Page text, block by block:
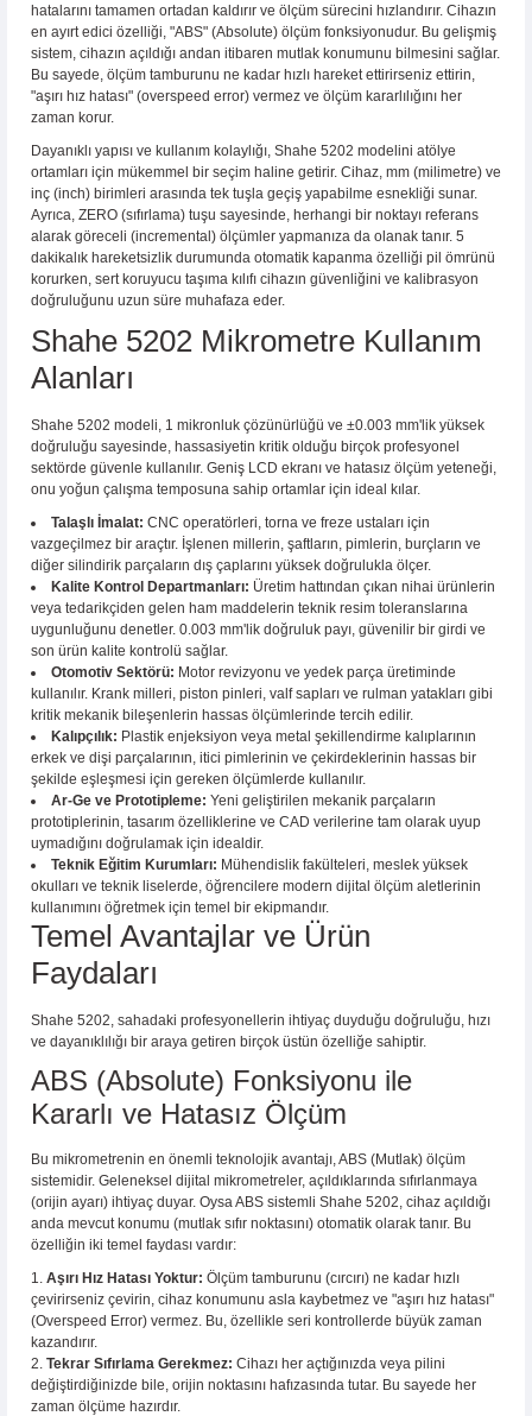
hatalarını tamamen ortadan kaldırır ve ölçüm sürecini hızlandırır. Cihazın
en ayırt edici özelliği, "ABS" (Absolute) ölçüm fonksiyonudur. Bu gelişmiş
sistem, cihazın açıldığı andan itibaren mutlak konumunu bilmesini sağlar.
Bu sayede, ölçüm tamburunu ne kadar hızlı hareket ettirirseniz ettirin,
"aşırı hız hatası" (overspeed error) vermez ve ölçüm kararlılığını her
zaman korur.
Dayanıklı yapısı ve kullanım kolaylığı, Shahe 5202 modelini atölye
ortamları için mükemmel bir seçim haline getirir. Cihaz, mm (milimetre) ve
inç (inch) birimleri arasında tek tuşla geçiş yapabilme esnekliği sunar.
Ayrıca, ZERO (sıfırlama) tuşu sayesinde, herhangi bir noktayı referans
alarak göreceli (incremental) ölçümler yapmanıza da olanak tanır. 5
dakikalık hareketsizlik durumunda otomatik kapanma özelliği pil ömrünü
korurken, sert koruyucu taşıma kılıfı cihazın güvenliğini ve kalibrasyon
doğruluğunu uzun süre muhafaza eder.
Shahe 5202 Mikrometre Kullanım
Alanları
Shahe 5202 modeli, 1 mikronluk çözünürlüğü ve ±0.003 mm'lik yüksek
doğruluğu sayesinde, hassasiyetin kritik olduğu birçok profesyonel
sektörde güvenle kullanılır. Geniş LCD ekranı ve hatasız ölçüm yeteneği,
onu yoğun çalışma temposuna sahip ortamlar için ideal kılar.
Talaşlı İmalat: CNC operatörleri, torna ve freze ustaları için
vazgeçilmez bir araçtır. İşlenen millerin, şaftların, pimlerin, burçların ve
diğer silindirik parçaların dış çaplarını yüksek doğrulukla ölçer.
Kalite Kontrol Departmanları: Üretim hattından çıkan nihai ürünlerin
veya tedarikçiden gelen ham maddelerin teknik resim toleranslarına
uygunluğunu denetler. 0.003 mm'lik doğruluk payı, güvenilir bir girdi ve
son ürün kalite kontrolü sağlar.
Otomotiv Sektörü: Motor revizyonu ve yedek parça üretiminde
kullanılır. Krank milleri, piston pinleri, valf sapları ve rulman yatakları gibi
kritik mekanik bileşenlerin hassas ölçümlerinde tercih edilir.
Kalıpçılık: Plastik enjeksiyon veya metal şekillendirme kalıplarının
erkek ve dişi parçalarının, itici pimlerinin ve çekirdeklerinin hassas bir
şekilde eşleşmesi için gereken ölçümlerde kullanılır.
Ar-Ge ve Prototipleme: Yeni geliştirilen mekanik parçaların
prototiplerinin, tasarım özelliklerine ve CAD verilerine tam olarak uyup
uymadığını doğrulamak için idealdir.
Teknik Eğitim Kurumları: Mühendislik fakülteleri, meslek yüksek
okulları ve teknik liselerde, öğrencilere modern dijital ölçüm aletlerinin
kullanımını öğretmek için temel bir ekipmandır.
Temel Avantajlar ve Ürün
Faydaları
Shahe 5202, sahadaki profesyonellerin ihtiyaç duyduğu doğruluğu, hızı
ve dayanıklılığı bir araya getiren birçok üstün özelliğe sahiptir.
ABS (Absolute) Fonksiyonu ile
Kararlı ve Hatasız Ölçüm
Bu mikrometrenin en önemli teknolojik avantajı, ABS (Mutlak) ölçüm
sistemidir. Geleneksel dijital mikrometreler, açıldıklarında sıfırlanmaya
(orijin ayarı) ihtiyaç duyar. Oysa ABS sistemli Shahe 5202, cihaz açıldığı
anda mevcut konumu (mutlak sıfır noktasını) otomatik olarak tanır. Bu
özelliğin iki temel faydası vardır:
Aşırı Hız Hatası Yoktur: Ölçüm tamburunu (cırcırı) ne kadar hızlı
çevirirseniz çevirin, cihaz konumunu asla kaybetmez ve "aşırı hız hatası"
(Overspeed Error) vermez. Bu, özellikle seri kontrollerde büyük zaman
kazandırır.
Tekrar Sıfırlama Gerekmez: Cihazı her açtığınızda veya pilini
değiştirdiğinizde bile, orijin noktasını hafızasında tutar. Bu sayede her
zaman ölçüme hazırdır.